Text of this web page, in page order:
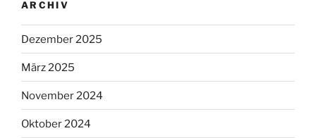
ARCHIV
Dezember 2025
März 2025
November 2024
Oktober 2024